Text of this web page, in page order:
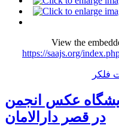
View the
https://saajs.org/
فلکر
عکس انجمن
در قصر دارالامان